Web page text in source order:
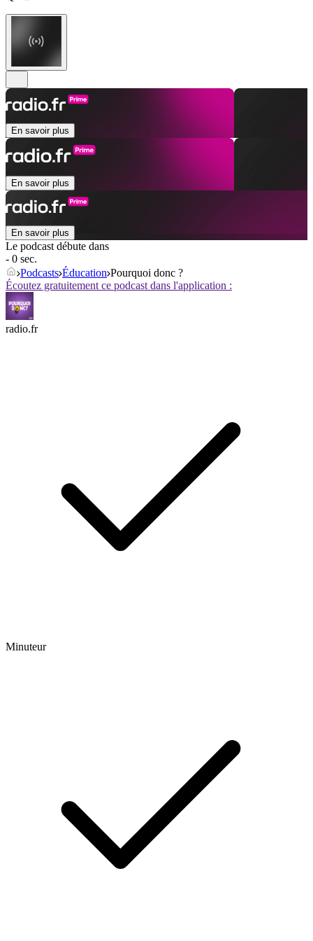
En savoir plus
En savoir plus
En savoir plus
Le podcast débute dans
- 0 sec.
Podcasts Éducation Pourquoi donc ?
Écoutez gratuitement ce podcast dans l'application :
radio.fr
Minuteur